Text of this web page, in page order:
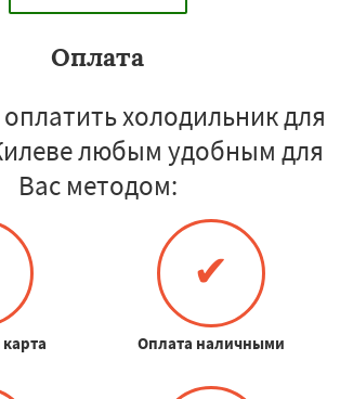
Оплата
холодильник для
любым удобным для
Вас методом:
✔
Оплата наличными